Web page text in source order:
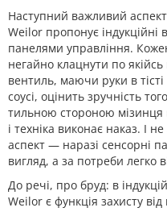
Наступний важливий
Weilor пропонує індукційні
панелями управління.
негайно клацнути по
вентиль, маючи руки в
соусі, оцінить зручність
тильною стороною мізинця
і техніка виконає наказ. І
аспект — наразі сенсорні
вигляд, а за потреби легко
До речі, про бруд: в
Weilor є функція захисту